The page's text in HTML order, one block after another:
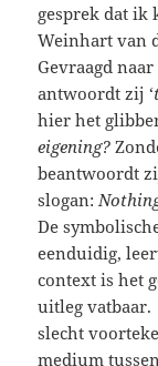
gesprek dat ik
Weinhart van
Gevraagd
antwoordt zij ‘
hier het
eigening?
beantwoordt
slogan:
De
eenduidig,
context is het
uitleg vatbaar.
slecht
medium